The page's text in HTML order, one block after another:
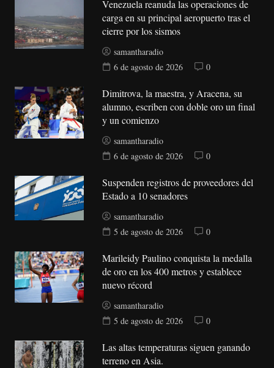
Venezuela reanuda las operaciones de
carga en su principal aeropuerto tras el
cierre por los sismos
samantharadio
6 de agosto de 2026
0
Dimitrova, la maestra, y Aracena, su
alumno, escriben con doble oro un final
y un comienzo
samantharadio
6 de agosto de 2026
0
Suspenden registros de proveedores del
Estado a 10 senadores
samantharadio
5 de agosto de 2026
0
Marileidy Paulino conquista la medalla
de oro en los 400 metros y establece
nuevo récord
samantharadio
5 de agosto de 2026
0
Las altas temperaturas siguen ganando
terreno en Asia.